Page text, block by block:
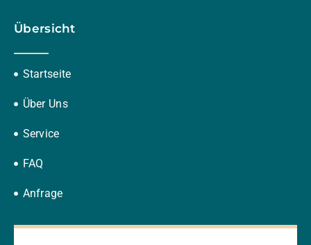
Übersicht
Startseite
Über Uns
Service
FAQ
Anfrage